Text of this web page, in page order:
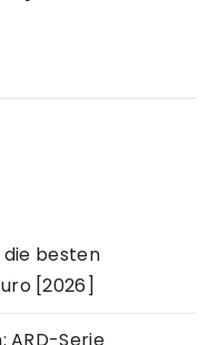
die besten
[2026]
ARD-Serie